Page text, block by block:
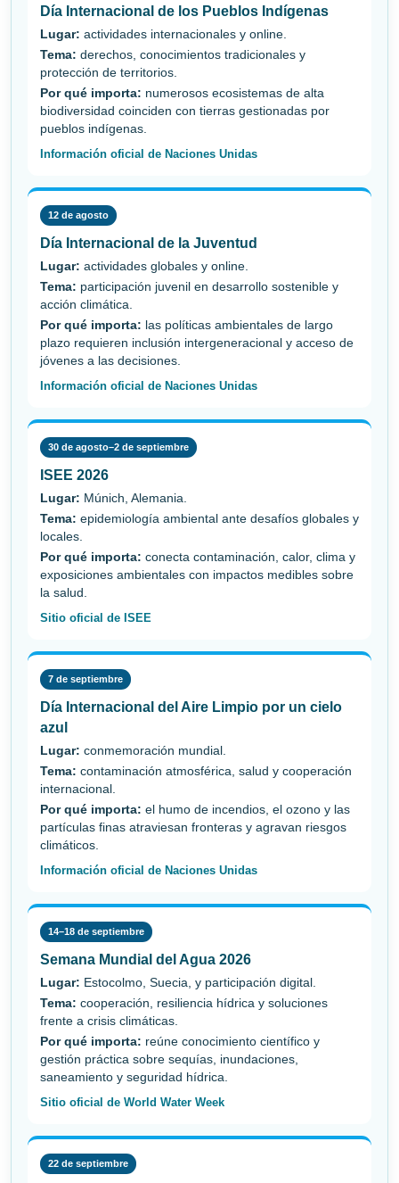
Día Internacional de los Pueblos Indígenas
Lugar: actividades internacionales y online.
Tema: derechos, conocimientos tradicionales y
protección de territorios.
Por qué importa: numerosos ecosistemas de alta
biodiversidad coinciden con tierras gestionadas por
pueblos indígenas.
Información oficial de Naciones Unidas
12 de agosto
Día Internacional de la Juventud
Lugar: actividades globales y online.
Tema: participación juvenil en desarrollo sostenible y
acción climática.
Por qué importa: las políticas ambientales de largo
plazo requieren inclusión intergeneracional y acceso de
jóvenes a las decisiones.
Información oficial de Naciones Unidas
30 de agosto–2 de septiembre
ISEE 2026
Lugar: Múnich, Alemania.
Tema: epidemiología ambiental ante desafíos globales y
locales.
Por qué importa: conecta contaminación, calor, clima y
exposiciones ambientales con impactos medibles sobre
la salud.
Sitio oficial de ISEE
7 de septiembre
Día Internacional del Aire Limpio por un cielo
azul
Lugar: conmemoración mundial.
Tema: contaminación atmosférica, salud y cooperación
internacional.
Por qué importa: el humo de incendios, el ozono y las
partículas finas atraviesan fronteras y agravan riesgos
climáticos.
Información oficial de Naciones Unidas
14–18 de septiembre
Semana Mundial del Agua 2026
Lugar: Estocolmo, Suecia, y participación digital.
Tema: cooperación, resiliencia hídrica y soluciones
frente a crisis climáticas.
Por qué importa: reúne conocimiento científico y
gestión práctica sobre sequías, inundaciones,
saneamiento y seguridad hídrica.
Sitio oficial de World Water Week
22 de septiembre